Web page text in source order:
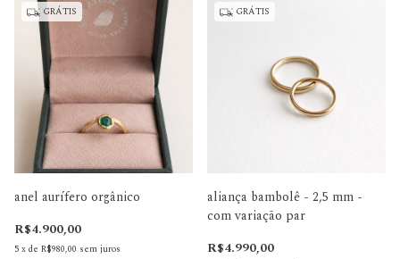
GRÁTIS
anel aurífero orgânico
R$4.900,00
5xde R$980,00 sem juros
GRÁTIS
aliança bambolê - 2,5 mm -
com variação par
R$4.990,00